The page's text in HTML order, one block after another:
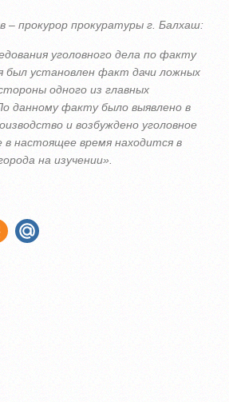
– прокурор прокуратуры г. Балхаш:
уголовного дела по факту
был установлен факт дачи ложных
одного из главных
данному факту было выявлено в
и возбуждено уголовное
в настоящее время находится в
на изучении».